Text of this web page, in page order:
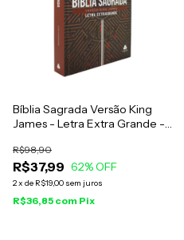
Bíblia Sagrada Versão King
James - Letra Extra Grande -
R$37,99
R$98,90
62% OFF
2x de R$19,00 sem juros
R$36,85 com Pix